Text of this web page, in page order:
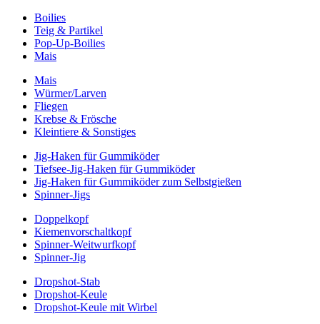
Boilies
Teig & Partikel
Pop-Up-Boilies
Mais
Mais
Würmer/Larven
Fliegen
Krebse & Frösche
Kleintiere & Sonstiges
Jig-Haken für Gummiköder
Tiefsee-Jig-Haken für Gummiköder
Jig-Haken für Gummiköder zum Selbstgießen
Spinner-Jigs
Doppelkopf
Kiemenvorschaltkopf
Spinner-Weitwurfkopf
Spinner-Jig
Dropshot-Stab
Dropshot-Keule
Dropshot-Keule mit Wirbel